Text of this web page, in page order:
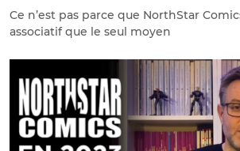
Ce n’est pas parce que NorthStar
associatif que le seul moyen